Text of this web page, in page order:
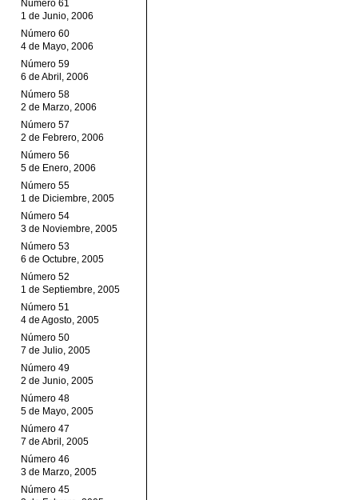
Número 61
1 de Junio, 2006
Número 60
4 de Mayo, 2006
Número 59
6 de Abril, 2006
Número 58
2 de Marzo, 2006
Número 57
2 de Febrero, 2006
Número 56
5 de Enero, 2006
Número 55
1 de Diciembre, 2005
Número 54
3 de Noviembre, 2005
Número 53
6 de Octubre, 2005
Número 52
1 de Septiembre, 2005
Número 51
4 de Agosto, 2005
Número 50
7 de Julio, 2005
Número 49
2 de Junio, 2005
Número 48
5 de Mayo, 2005
Número 47
7 de Abril, 2005
Número 46
3 de Marzo, 2005
Número 45